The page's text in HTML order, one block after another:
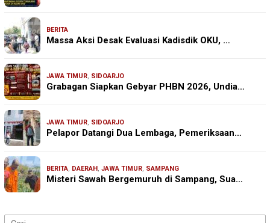
BERITA
Massa Aksi Desak Evaluasi Kadisdik OKU, …
JAWA TIMUR, SIDOARJO
Grabagan Siapkan Gebyar PHBN 2026, Undia…
JAWA TIMUR, SIDOARJO
Pelapor Datangi Dua Lembaga, Pemeriksaan…
BERITA, DAERAH, JAWA TIMUR, SAMPANG
Misteri Sawah Bergemuruh di Sampang, Sua…
Cari